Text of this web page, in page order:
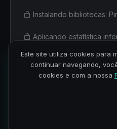
Aplicando estatística
Aplicando estatística
Apresentando os
Este site utiliza cookies para
continuar navegando,
cookies e com a nossa